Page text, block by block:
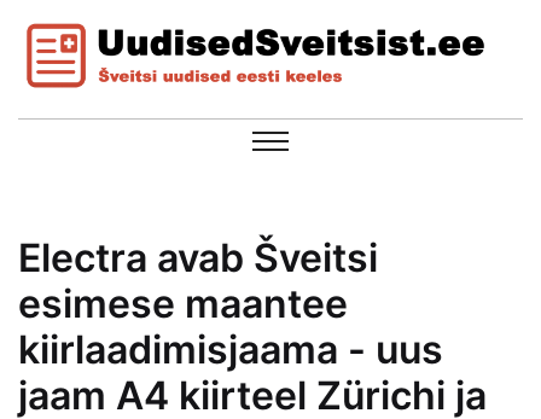
Electra avab Šveitsi
esimese maantee
kiirlaadimisjaama - uus
jaam A4 kiirteel Zürichi ja